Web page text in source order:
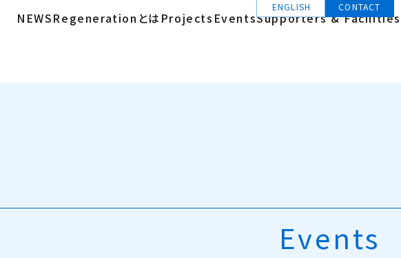
NEWSRegenerationとは Projects EventsSupporters & Facilities
ENGLISH CONTACT
Events